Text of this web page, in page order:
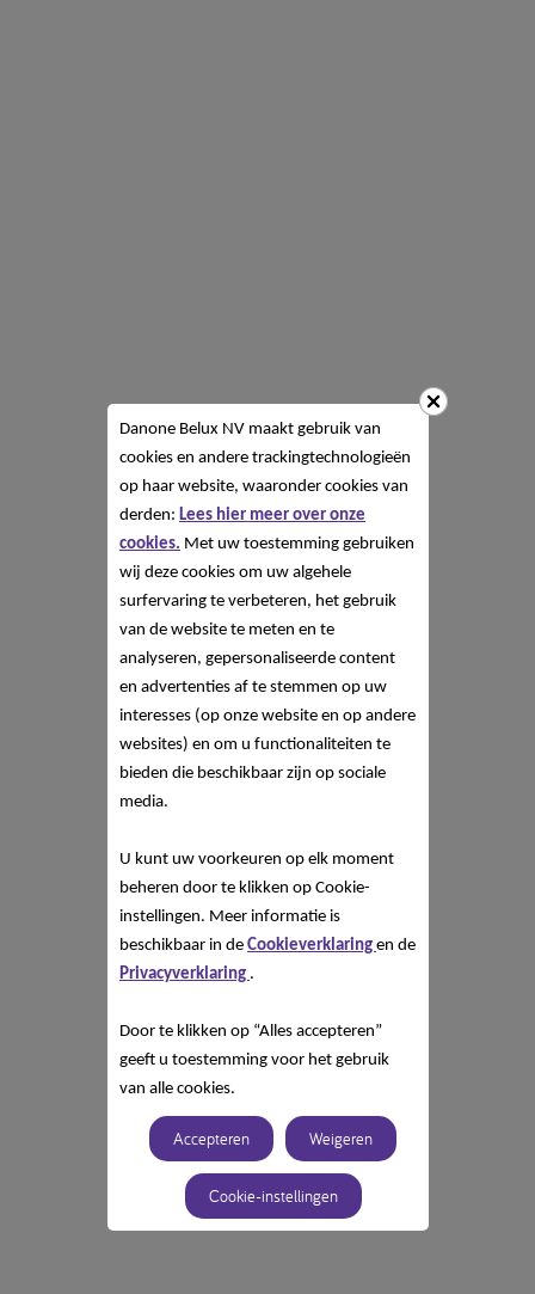
Danone Belux NV maakt gebruik van
cookies en andere trackingtechnologieën
op haar website, waaronder cookies van
derden: Lees hier meer over onze
cookies. Met uw toestemming gebruiken
wij deze cookies om uw algehele
surfervaring te verbeteren, het gebruik
van de website te meten en te
analyseren, gepersonaliseerde content
en advertenties af te stemmen op uw
interesses (op onze website en op andere
websites) en om u functionaliteiten te
bieden die beschikbaar zijn op sociale
media.
U kunt uw voorkeuren op elk moment
beheren door te klikken op Cookie-
instellingen. Meer informatie is
beschikbaar in de Cookieverklaring en de
Privacyverklaring .
Door te klikken op “Alles accepteren”
geeft u toestemming voor het gebruik
van alle cookies.
Accepteren Weigeren
Cookie-instellingen